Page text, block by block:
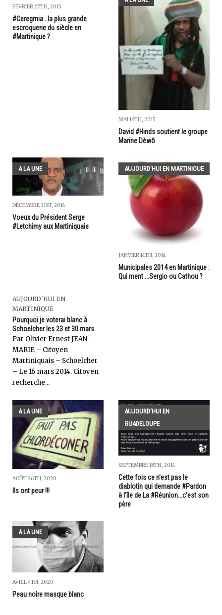
FÉVRIER 27TH, 2015
#Ceregmia...la plus grande
escroquerie du siècle en
#Martinique ?
MAI 16TH, 2015
David #Hinds soutient le groupe
Marine Dèwô
A LA UNE
DÉCEMBRE 31ST, 2014
Voeux du Président Serge
#Letchimy aux Martiniquais
AUJOURD'HUI EN MARTINIQUE
JANVIER 14TH, 2014
Municipales 2014 en Martinique :
Qui ment ...Sergio ou Cathou ?
AUJOURD'HUI EN
MARTINIQUE
Pourquoi je voterai blanc à
Schoelcher les 23 et 30 mars
Par Olivier Ernest JEAN-
MARIE – Citoyen
Martiniquais – Schoelcher
– Le 16 mars 2014. Citoyen
recherche...
A LA UNE
AOÛT 26TH, 2020
Ils ont peur !!!
AUJOURD'HUI EN
GUADELOUPE
SEPTEMBRE 18TH, 2014
Cette fois ce n'est pas le
diablotin qui demande #Pardon
à l'île de La #Réunion...c'est son
père
A LA UNE
AVRIL 4TH, 2020
Peau noire masque blanc